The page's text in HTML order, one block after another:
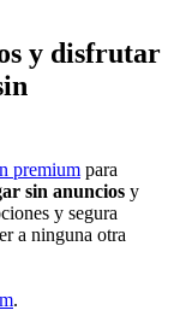
y disfrutar
premium para
sin anuncios y
y segura
a ninguna otra
.